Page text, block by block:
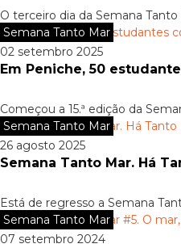
O terceiro dia da Semana
Semana Tanto Mar
02 setembro 2025
Em Peniche, 50
Começou a 15.ª edição da
Semana Tanto Mar
26 agosto 2025
Semana Tanto Mar. Há
Está de regresso a Semana
Semana Tanto Mar
07 setembro 2024